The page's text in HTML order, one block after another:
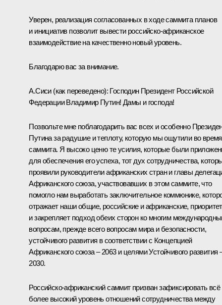
Уверен, реализация согласованных в ходе саммита планов
и инициатив позволит вывести российско-африканское
взаимодействие на качественно новый уровень.
Благодарю вас за внимание.
А.Сиси (как переведено): Господин Президент Российской
Федерации Владимир Путин! Дамы и господа!
Позвольте мне поблагодарить вас всех и особенно
Путина за радушие и теплоту, которую мы ощутили во время
саммита. Я высоко ценю те усилия, которые были
для обеспечения его успеха, тот дух сотрудничества,
проявили руководители африканских стран и главы
Африканского союза, участвовавших в этом саммите, что
помогло нам выработать заключительное коммюнике,
отражает наши общие, российские и африканские,
и закрепляет подход обеих сторон ко многим
вопросам, прежде всего вопросам мира и безопасности,
устойчивого развития в соответствии с Концепцией
Африканского союза – 2063 и целями Устойчивого развития
2030.
Российско-африканский саммит призван зафиксировать всё
более высокий уровень отношений сотрудничества между